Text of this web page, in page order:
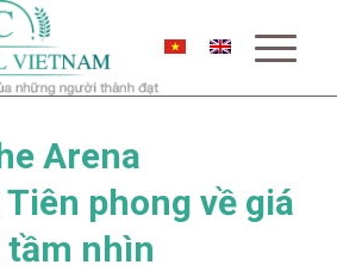
Arena
phong về giá
tầm nhìn